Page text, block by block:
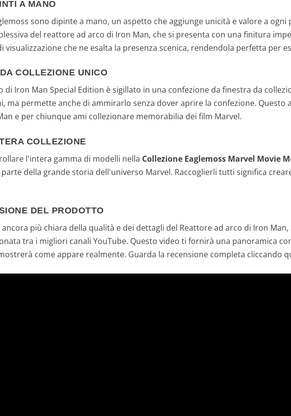
A MANO
sono dipinte a mano, un aspetto che aggiunge unicità e valore a
del reattore ad arco di Iron Man, che si presenta con una finitura
visualizzazione che ne esalta la presenza scenica, rendendola perfetta per
COLLEZIONE UNICO
di Iron Man Special Edition è sigillato in una confezione da finestra da
ma permette anche di ammirarlo senza dover aprire la confezione.
e per chiunque ami collezionare memorabilia dei film Marvel.
COLLEZIONE
l'intera gamma di modelli nella Collezione Eaglemoss Marvel Movie
della grande storia dell'universo Marvel. Raccoglierli tutti significa
DEL PRODOTTO
più chiara della qualità e dei dettagli del Reattore ad arco di Iron
tra i migliori canali YouTube. Questo video ti fornirà una panoramica
come appare realmente. Guarda la recensione completa cliccando